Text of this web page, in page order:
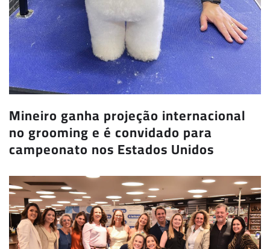
Mineiro ganha projeção internacional
no grooming e é convidado para
campeonato nos Estados Unidos